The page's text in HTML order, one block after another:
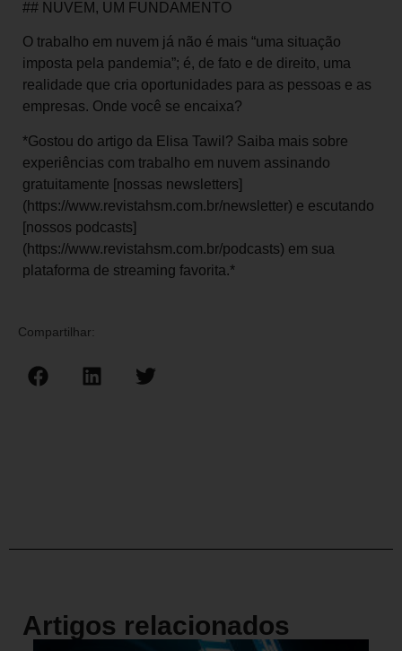
## NUVEM, UM FUNDAMENTO
O trabalho em nuvem já não é mais “uma situação
imposta pela pandemia”; é, de fato e de direito, uma
realidade que cria oportunidades para as pessoas e as
empresas. Onde você se encaixa?
*Gostou do artigo da Elisa Tawil? Saiba mais sobre
experiências com trabalho em nuvem assinando
gratuitamente [nossas newsletters]
(https://www.revistahsm.com.br/newsletter) e escutando
[nossos podcasts]
(https://www.revistahsm.com.br/podcasts) em sua
plataforma de streaming favorita.*
Compartilhar:
Artigos relacionados